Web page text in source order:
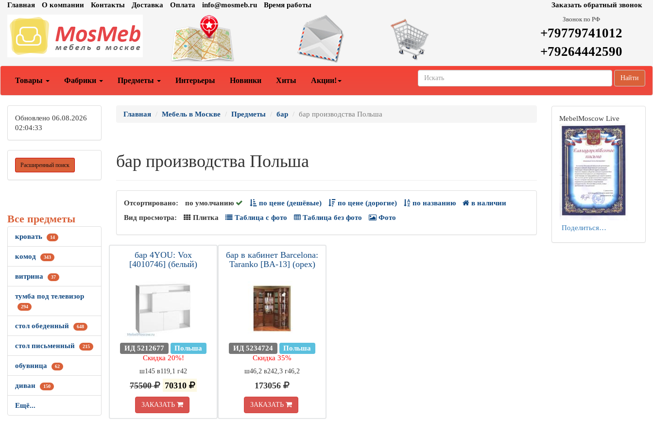
Главная О компании Контакты Доставка Оплата info@mosmeb.ru Время работы Заказать обратный звонок
Звонок по РФ
+79779741012
+79264442590
Товары Фабрики Предметы Интерьеры Новинки Хиты Акции! Найти
Обновлено 06.08.2026
02:04:33
Расширенный поиск
Все предметы
кровать 14
комод 343
витрина 37
тумба под телевизор
294
стол обеденный 648
стол письменный 215
обувница 62
диван 150
Ещё...
Главная Мебель в Москве Предметы бар бар производства Польша
бар производства Польша
Отсортировано: по умолчанию по цене (дешёвые) по цене (дорогие) по названию
в наличии
Вид просмотра:
Плитка Таблица с фото Таблица без фото Фото
бар 4YOU: Vox
[4010746] (белый)
ИД 5212677
Польша
Скидка 20%!
ш145 в119,1 г42
75500 70310
ЗАКАЗАТЬ
бар в кабинет Barcelona:
Taranko [BA-13] (орех)
ИД 5234724
Польша
Скидка 35%
ш46,2 в242,3 г46,2
173056
ЗАКАЗАТЬ
MebelMoscow Live
Поделиться…